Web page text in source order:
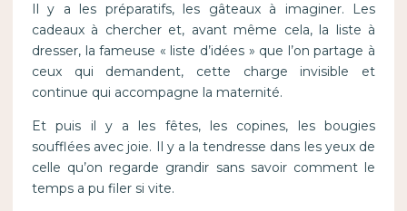
Il y a les préparatifs, les gâteaux à imaginer. Les
cadeaux à chercher et, avant même cela, la liste à
dresser, la fameuse « liste d’idées » que l’on partage à
ceux qui demandent, cette charge invisible et
continue qui accompagne la maternité.
Et puis il y a les fêtes, les copines, les bougies
soufflées avec joie. Il y a la tendresse dans les yeux de
celle qu’on regarde grandir sans savoir comment le
temps a pu filer si vite.